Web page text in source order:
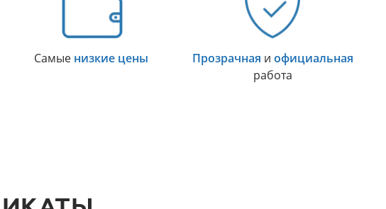
Самые низкие цены Прозрачная и официальная
работа